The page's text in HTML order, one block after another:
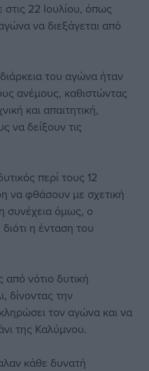
22 Ιουλίου, όπως
να διεξάγεται από
του αγώνα ήταν
ανέμους, καθιστώντας
και απαιτητική,
να δείξουν τις
περί τους 12
να φθάσουν με σχετική
συνέχεια όμως, ο
η ένταση του
νότιο δυτική
δίνοντας την
τον αγώνα και να
της Καλύμνου.
κάθε δυνατή